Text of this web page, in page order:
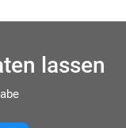
lassen